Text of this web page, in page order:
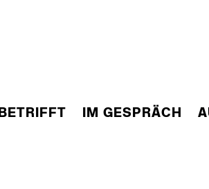
BETRIFFT IM GESPRÄCH